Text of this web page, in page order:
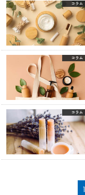
コラム
コラム
コラム
1